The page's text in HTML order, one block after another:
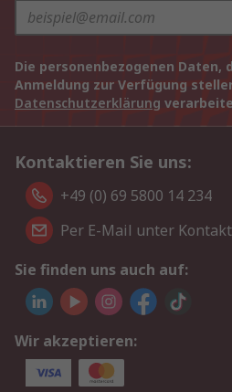
Die personenbezogenen Daten,
Anmeldung zur Verfügung
Datenschutzerklärung
Kontaktieren Sie uns:
+49 (0) 69 5800 14 234
Per E-Mail unter Kontakt
Sie finden uns auch auf:
Wir akzeptieren: